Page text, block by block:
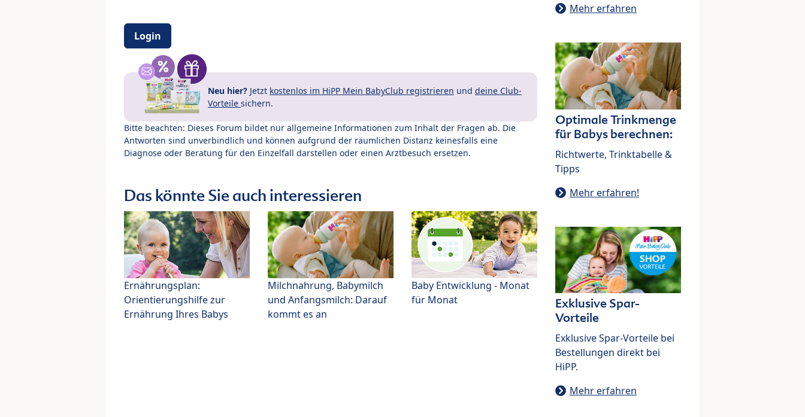
Login
Neu hier? Jetzt kostenlos im HiPP Mein BabyClub registrieren und deine Club-
Vorteile sichern.
Bitte beachten: Dieses Forum bildet nur allgemeine Informationen zum Inhalt der Fragen ab. Die
Antworten sind unverbindlich und können aufgrund der räumlichen Distanz keinesfalls eine
Diagnose oder Beratung für den Einzelfall darstellen oder einen Arztbesuch ersetzen.
Das könnte Sie auch interessieren
Ernährungsplan:
Orientierungshilfe zur
Ernährung Ihres Babys
Milchnahrung, Babymilch
und Anfangsmilch: Darauf
kommt es an
Baby Entwicklung - Monat
für Monat
Mehr erfahren
Optimale Trinkmenge
für Babys berechnen:
Richtwerte, Trinktabelle &
Tipps
Mehr erfahren!
Exklusive Spar-
Vorteile
Exklusive Spar-Vorteile bei
Bestellungen direkt bei
HiPP.
Mehr erfahren